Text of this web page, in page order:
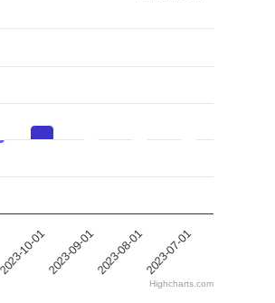
10-012023-09-012023-08-012023-07-01
Highcharts.com